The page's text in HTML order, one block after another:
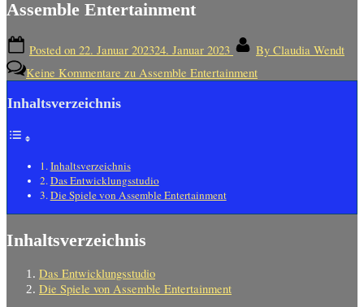
Assemble Entertainment
Posted on 22. Januar 202324. Januar 2023 By Claudia Wendt
Keine Kommentare zu Assemble Entertainment
Inhaltsverzeichnis
Inhaltsverzeichnis
Das Entwicklungsstudio
Die Spiele von Assemble Entertainment
Inhaltsverzeichnis
Das Entwicklungsstudio
Die Spiele von Assemble Entertainment